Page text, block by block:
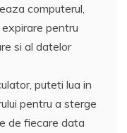
computerul,
pentru
si al datelor
puteti lua in
pentru a sterge
de fiecare data